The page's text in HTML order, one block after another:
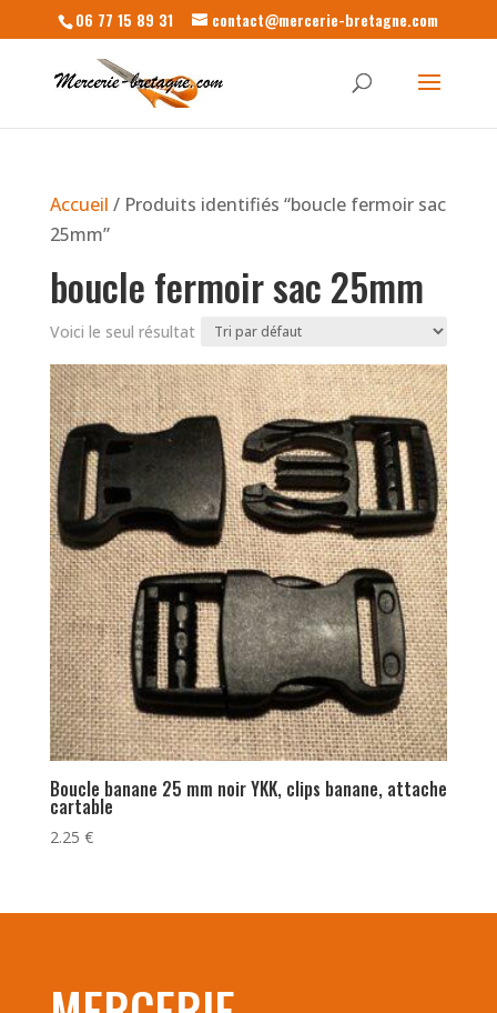
06 77 15 89 31 contact@mercerie-bretagne.com
Accueil / Produits identifiés “boucle fermoir sac
25mm”
boucle fermoir sac 25mm
Voici le seul résultat
Boucle banane 25 mm noir YKK, clips banane, attache
cartable
2.25 €